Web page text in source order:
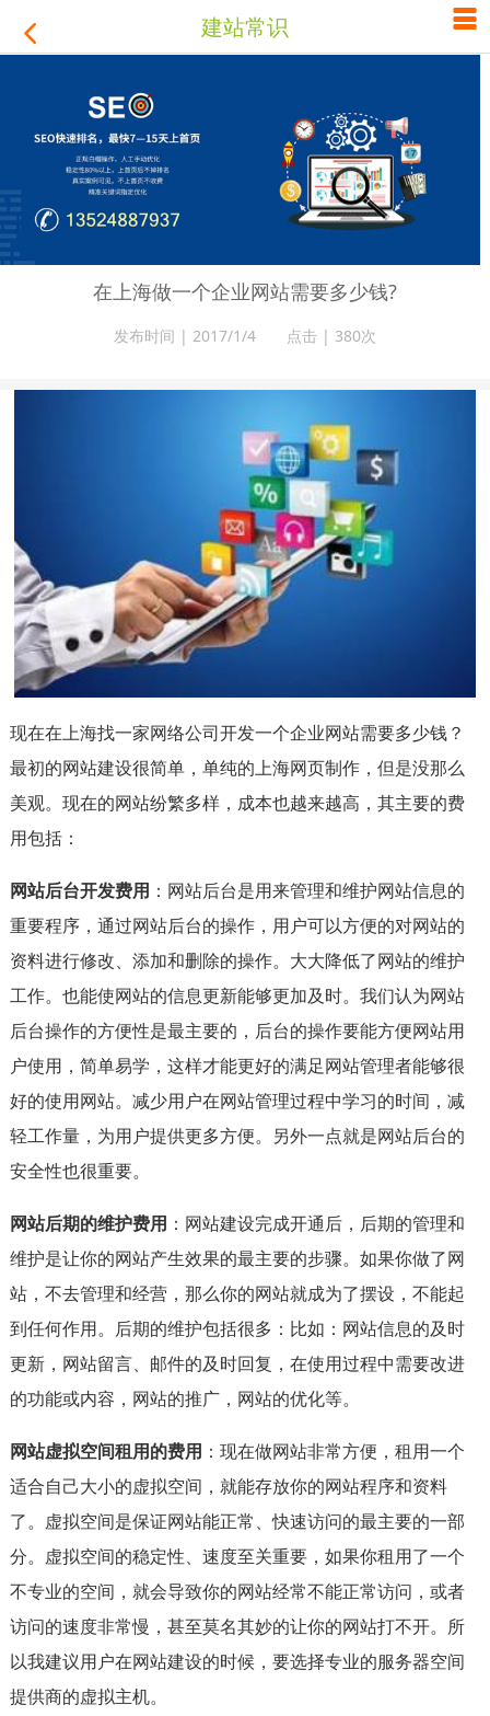
 建站常识 
在上海做一个企业网站需要多少钱?
发布时间 | 2017/1/4 点击 | 380次
现在在上海找一家网络公司开发一个企业网站需要多少钱？
最初的网站建设很简单，单纯的上海网页制作，但是没那么
美观。现在的网站纷繁多样，成本也越来越高，其主要的费
用包括：
网站后台开发费用 ：网站后台是用来管理和维护网站信息的
重要程序，通过网站后台的操作，用户可以方便的对网站的
资料进行修改、添加和删除的操作。大大降低了网站的维护
工作。也能使网站的信息更新能够更加及时。我们认为网站
后台操作的方便性是最主要的，后台的操作要能方便网站用
户使用，简单易学，这样才能更好的满足网站管理者能够很
好的使用网站。减少用户在网站管理过程中学习的时间，减
轻工作量，为用户提供更多方便。另外一点就是网站后台的
安全性也很重要。
网站后期的维护费用 ：网站建设完成开通后，后期的管理和
维护是让你的网站产生效果的最主要的步骤。如果你做了网
站，不去管理和经营，那么你的网站就成为了摆设，不能起
到任何作用。后期的维护包括很多：比如：网站信息的及时
更新，网站留言、邮件的及时回复，在使用过程中需要改进
的功能或内容，网站的推广，网站的优化等。
网站虚拟空间租用的费用 ：现在做网站非常方便，租用一个
适合自己大小的虚拟空间，就能存放你的网站程序和资料
了。虚拟空间是保证网站能正常、快速访问的最主要的一部
分。虚拟空间的稳定性、速度至关重要，如果你租用了一个
不专业的空间，就会导致你的网站经常不能正常访问，或者
访问的速度非常慢，甚至莫名其妙的让你的网站打不开。所
以我建议用户在网站建设的时候，要选择专业的服务器空间
提供商的虚拟主机。